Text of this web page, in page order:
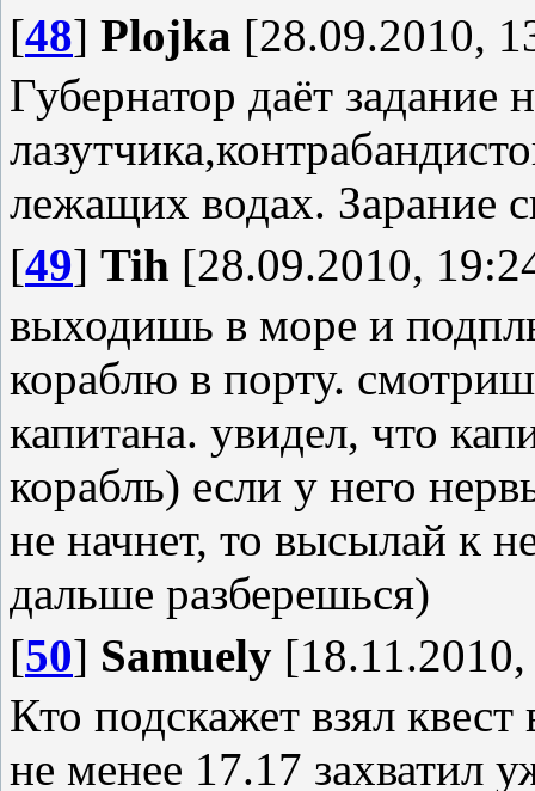
[48] Plojka [28.09.2010,
Губернатор даёт задание
лежащих водах. Зарание
[49] Tih [28.09.2010,
выходишь в море и
кораблю в порту.
капитана. увидел, что
корабль) если у него
не начнет, то высылай к
дальше разберешься)
[50] Samuely
Кто подскажет взял
не менее 17.17 захватил